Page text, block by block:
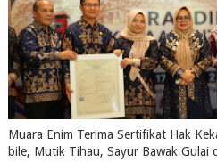
Muara Enim Terima Sertifikat Hak
bile, Mutik Tihau, Sayur Bawak Gulai